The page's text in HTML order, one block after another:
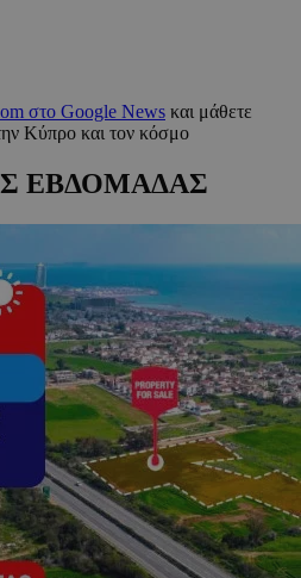
στο Google News και μάθετε
Κύπρο και τον κόσμο
ΕΒΔΟΜΑΔΑΣ